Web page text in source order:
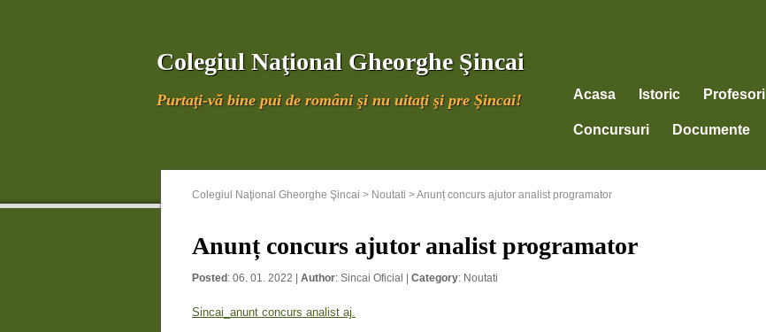
Colegiul Naţional Gheorghe Şincai
Purtaţi-vă bine pui de români şi nu uitaţi şi pre Şincai! Acasa Istoric Profesori
Concursuri Documente
Colegiul Naţional Gheorghe Şincai > Noutati >Anunț concurs ajutor analist programator
Anunț concurs ajutor analist programator
Posted : 06. 01. 2022 | Author: Sincai Oficial Category: Noutati
Sincai_anunt concurs analist aj.